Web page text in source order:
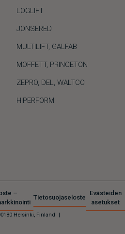
LOGLIFT
JONSERED
MULTILIFT, GALFAB
MOFFETT, PRINCETON
ZEPRO DEL WALTCO
HIPERFORM
Helsinki, Finland
–
Tietosuojaseloste
Evästeiden
asetukset